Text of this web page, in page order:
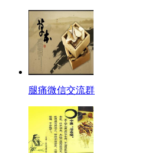
腿痛微信交流群